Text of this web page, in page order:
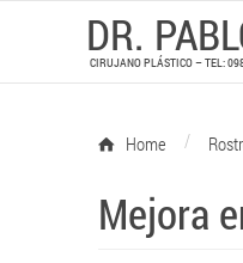
DR.
CIRUJANO PLÁSTICO – TEL:
Home /
Mejora